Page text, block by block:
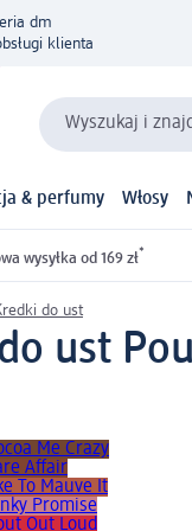
dm
klienta
Wyszukaj i
& perfumy Włosy
wysyłka od 169 zł*
do ust
ust
Me Crazy
Affair
To Mauve It
Promise
Out Loud